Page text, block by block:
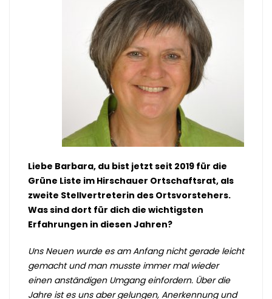
Liebe Barbara, du bist jetzt seit 2019 für die
Grüne Liste im Hirschauer Ortschaftsrat, als
zweite Stellvertreterin des Ortsvorstehers.
Was sind dort für dich die wichtigsten
Erfahrungen in diesen Jahren?
Uns Neuen wurde es am Anfang nicht gerade leicht
gemacht und man musste immer mal wieder
einen anständigen Umgang einfordern. Über die
Jahre ist es uns aber gelungen, Anerkennung und